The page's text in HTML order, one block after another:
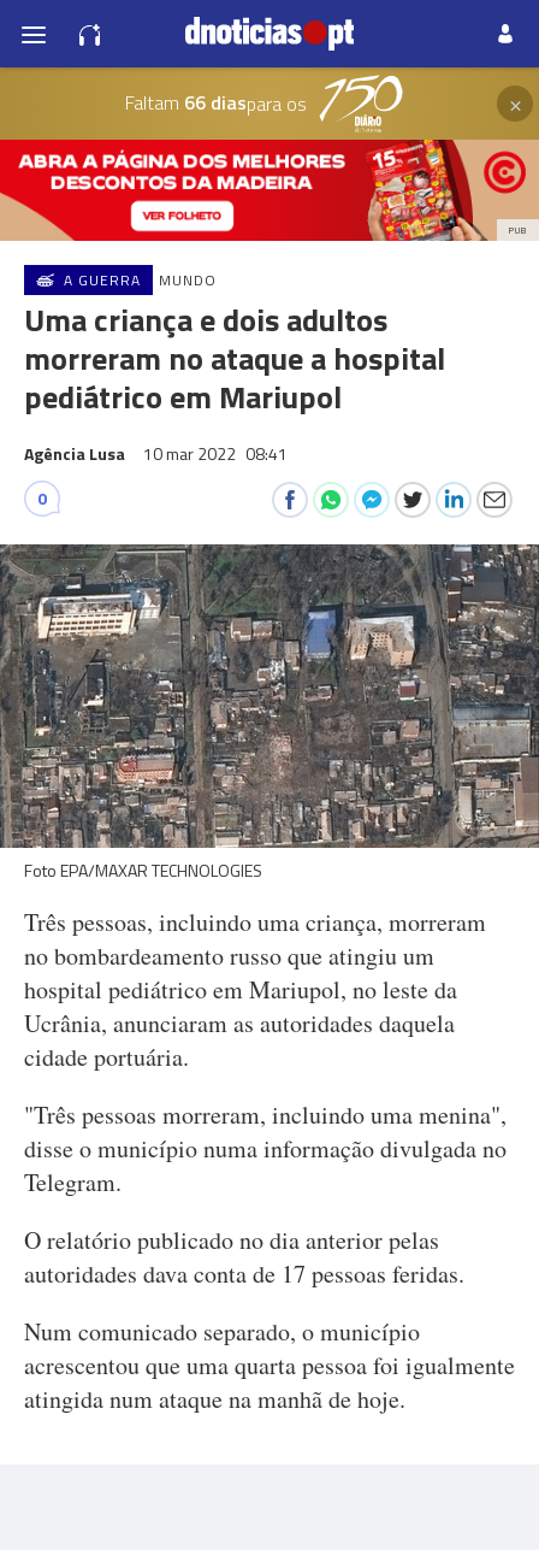
Faltam 66 diaspara os ×
PUB
A GUERRA MUNDO
Uma criança e dois adultos
morreram no ataque a hospital
pediátrico em Mariupol
Agência Lusa 10 mar 2022 08:41
0
Foto EPA/MAXAR TECHNOLOGIES
Três pessoas, incluindo uma criança, morreram
no bombardeamento russo que atingiu um
hospital pediátrico em Mariupol, no leste da
Ucrânia, anunciaram as autoridades daquela
cidade portuária.
"Três pessoas morreram, incluindo uma menina",
disse o município numa informação divulgada no
Telegram.
O relatório publicado no dia anterior pelas
autoridades dava conta de 17 pessoas feridas.
Num comunicado separado, o município
acrescentou que uma quarta pessoa foi igualmente
atingida num ataque na manhã de hoje.